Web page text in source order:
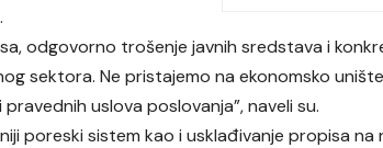
odgovorno trošenje javnih sredstava i
sektora. Ne pristajemo na ekonomsko
uslova poslovanja”, naveli su.
poreski sistem kao i usklađivanje propisa na